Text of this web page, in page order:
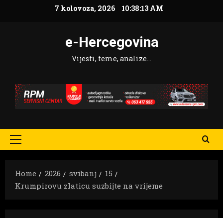
7 kolovoza, 2026 10:38:14 AM
e-Hercegovina
Vijesti, teme, analize…
Primary
Home
2026 svibanj
15
Krumpirovu zlaticu suzbijte na vrijeme